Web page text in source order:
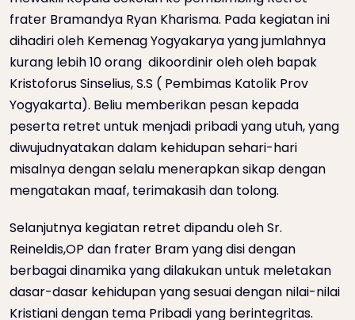
frater Bramandya Ryan Kharisma. Pada kegiatan ini
dihadiri oleh Kemenag Yogyakarya yang jumlahnya
kurang lebih 10 orang dikoordinir oleh oleh bapak
Kristoforus Sinselius, S.S ( Pembimas Katolik Prov
Yogyakarta). Beliu memberikan pesan kepada
peserta retret untuk menjadi pribadi yang utuh, yang
diwujudnyatakan dalam kehidupan sehari-hari
misalnya dengan selalu menerapkan sikap dengan
mengatakan maaf, terimakasih dan tolong.
Selanjutnya kegiatan retret dipandu oleh Sr.
Reineldis,OP dan frater Bram yang disi dengan
berbagai dinamika yang dilakukan untuk meletakan
dasar-dasar kehidupan yang sesuai dengan nilai-nilai
Kristiani dengan tema Pribadi yang berintegritas.